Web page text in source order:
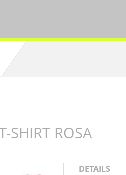
SHIRT ROSA
DETAILS